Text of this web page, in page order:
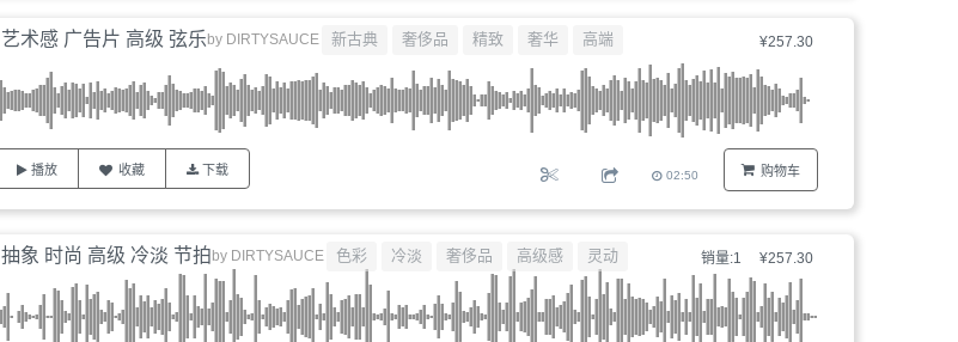
¥257.30
购物车
艺术感 广告片 高级 弦乐by DIRTYSAUCE 新古典 奢侈品 精致 奢华 高端
播放 收藏 下载 02:50
销量:1 ¥257.30
抽象 时尚 高级 冷淡 节拍by DIRTYSAUCE 色彩 冷淡 奢侈品 高级感 灵动